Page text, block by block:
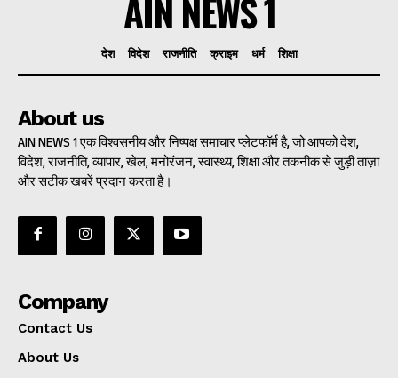
AIN NEWS 1
देश विदेश राजनीति क्राइम धर्म शिक्षा
About us
AIN NEWS 1 एक विश्वसनीय और निष्पक्ष समाचार प्लेटफॉर्म है, जो आपको देश,
विदेश, राजनीति, व्यापार, खेल, मनोरंजन, स्वास्थ्य, शिक्षा और तकनीक से जुड़ी ताज़ा
और सटीक खबरें प्रदान करता है।
Company
Contact Us
About Us